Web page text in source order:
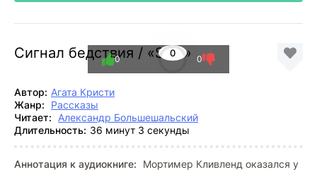
Сигнал бедствия / «SOS»
0
0 0
Автор: Агата Кристи
Жанр:
Рассказы
Читает:
Александр Большешальский
Длительность: 36 минут 3 секунды
Аннотация к аудиокниге:
Мортимер Кливленд оказался у